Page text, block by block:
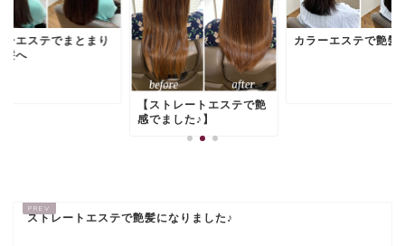
ーエステでまとまり
髪へ
【ストレートエステで艶
感でました♪】
カラーエステで艶髪
ストレートエステで艶髪になりました♪